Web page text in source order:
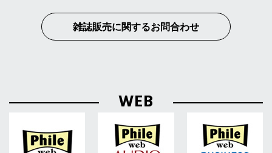
雑誌販売に関するお問合わせ
WEB